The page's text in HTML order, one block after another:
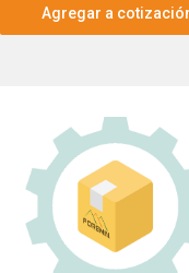
Agregar a